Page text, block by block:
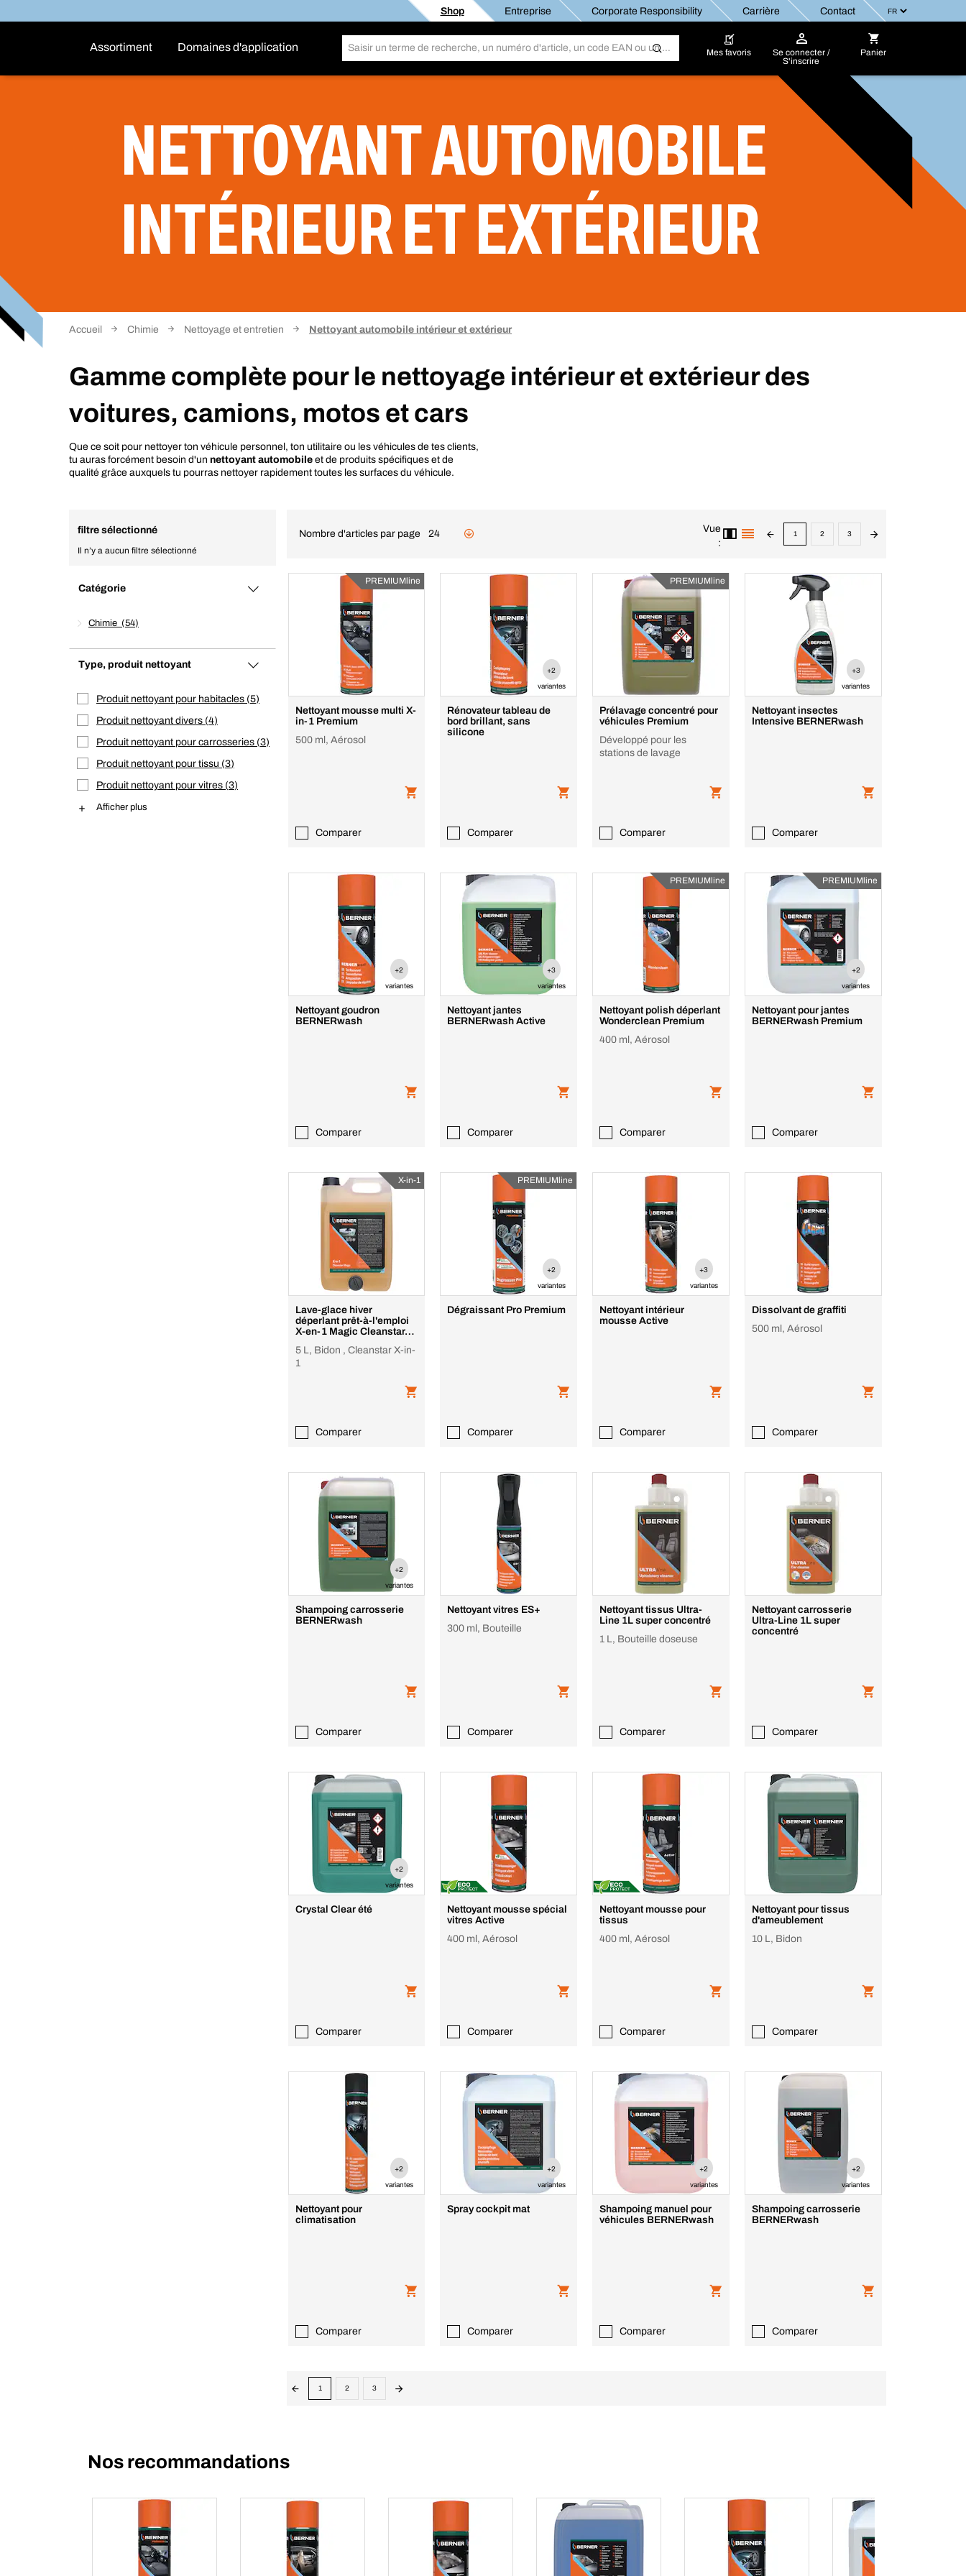
Shop Entreprise Corporate Responsibility Carrière Contact
Assortiment Domaines d'application Mes favoris
Se connecter /
S'inscrire
Panier
NETTOYANT AUTOMOBILE
INTÉRIEUR ET EXTÉRIEUR
Accueil Chimie Nettoyage et entretien Nettoyant automobile intérieur et extérieur
Gamme complète pour le nettoyage intérieur et extérieur des
voitures, camions, motos et cars
Que ce soit pour nettoyer ton véhicule personnel, ton utilitaire ou les véhicules de tes clients,
tu auras forcément besoin d'un nettoyant automobile et de produits spécifiques et de
qualité grâce auxquels tu pourras nettoyer rapidement toutes les surfaces du véhicule.
filtre sélectionné
Il n’y a aucun filtre sélectionné
Catégorie
Chimie 54
Type, produit nettoyant
Produit nettoyant pour habitacles 5
Produit nettoyant divers 4
Produit nettoyant pour carrosseries 3
Produit nettoyant pour tissu 3
Produit nettoyant pour vitres 3
Afficher plus
Nombre d'articles par page 24
Vue
:
1 2 3
PREMIUMline
Nettoyant mousse multi X-
in-1 Premium
500 ml, Aérosol
Comparer
+2
variantes
Rénovateur tableau de
bord brillant, sans
silicone
Comparer
PREMIUMline
Prélavage concentré pour
véhicules Premium
Développé pour les
stations de lavage
Comparer
+3
variantes
Nettoyant insectes
Intensive BERNERwash
Comparer
+2
variantes
Nettoyant goudron
BERNERwash
Comparer
+3
variantes
Nettoyant jantes
BERNERwash Active
Comparer
PREMIUMline
Nettoyant polish déperlant
Wonderclean Premium
400 ml, Aérosol
Comparer
PREMIUMline
+2
variantes
Nettoyant pour jantes
BERNERwash Premium
Comparer
X-in-1
Lave-glace hiver
déperlant prêt-à-l'emploi
X-en-1 Magic Cleanstar
5 L, Bidon , Cleanstar X-in-
1
Comparer
PREMIUMline
+2
variantes
Dégraissant Pro Premium
Comparer
+3
variantes
Nettoyant intérieur
mousse Active
Comparer
Dissolvant de graffiti
500 ml, Aérosol
Comparer
+2
variantes
Shampoing carrosserie
BERNERwash
Comparer
Nettoyant vitres ES+
300 ml, Bouteille
Comparer
Nettoyant tissus Ultra-
Line 1L super concentré
1 L, Bouteille doseuse
Comparer
Nettoyant carrosserie
Ultra-Line 1L super
concentré
Comparer
+2
variantes
Crystal Clear été
Comparer
Nettoyant mousse spécial
vitres Active
400 ml, Aérosol
Comparer
Nettoyant mousse pour
tissus
400 ml, Aérosol
Comparer
Nettoyant pour tissus
d'ameublement
10 L, Bidon
Comparer
+2
variantes
Nettoyant pour
climatisation
Comparer
+2
variantes
Spray cockpit mat
Comparer
+2
variantes
Shampoing manuel pour
véhicules BERNERwash
Comparer
+2
variantes
Shampoing carrosserie
BERNERwash
Comparer
1 2 3
Nos recommandations